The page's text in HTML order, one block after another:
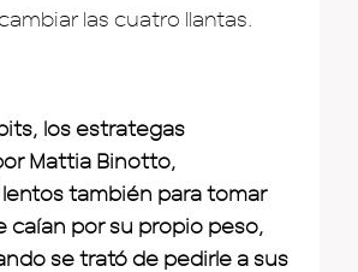
las cuatro llantas.
los estrategas
Mattia Binotto,
también para tomar
caían por su propio peso,
se trató de pedirle a sus